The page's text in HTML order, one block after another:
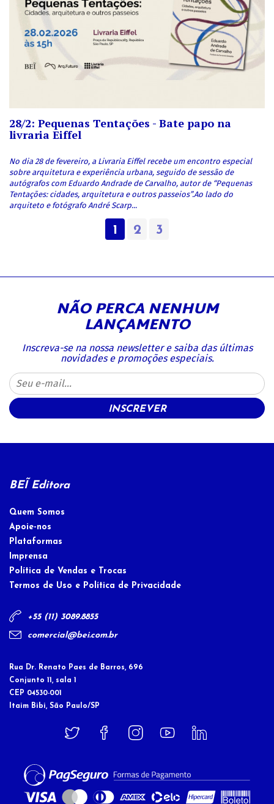
28/2: Pequenas Tentações - Bate papo na
livraria Eiffel
No dia 28 de fevereiro, a Livraria Eiffel recebe um encontro especial
sobre arquitetura e experiência urbana, seguido de sessão de
autógrafos com Eduardo Andrade de Carvalho, autor de “Pequenas
Tentações: cidades, arquitetura e outros passeios”.Ao lado do
arquiteto e fotógrafo André Scarp...
1 2 3
NÃO PERCA NENHUM
LANÇAMENTO
Inscreva-se na nossa newsletter e saiba das últimas
novidades e promoções especiais.
INSCREVER
BEĨ Editora
Quem Somos
Apoie-nos
Plataformas
Imprensa
Política de Vendas e Trocas
Termos de Uso e Política de Privacidade
+55 (11) 3089.8855
comercial@bei.com.br
Rua Dr. Renato Paes de Barros, 696
Conjunto 11, sala 1
CEP 04530-001
Itaim Bibi, São Paulo/SP